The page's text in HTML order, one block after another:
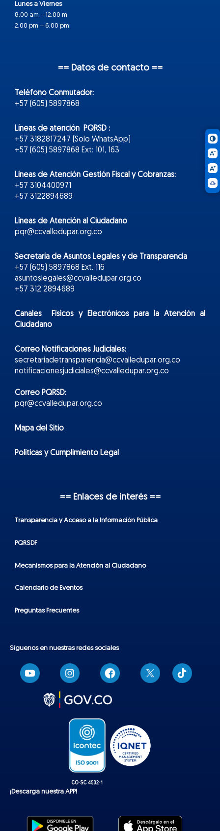
Lunes a Viernes
8:00 am – 12:00 m
2:00 pm – 6:00 pm
== Datos de contacto ==
Teléfono Conmutador:
+57 (605) 5897868
Líneas de atención PQRSD :
+57 3182817247 (Solo WhatsApp)
+57 (605) 5897868 Ext: 101, 163
Líneas de Atención Gestión Fiscal y Cobranzas:
+57 3104400971
+57 3122894689
Líneas de Atención al Ciudadano
pqr@ccvalledupar.org.co
Secretaría de Asuntos Legales y de Transparencia
+57 (605) 5897868 Ext. 116
asuntoslegales@ccvalledupar.org.co
+57 312 2894689
Canales Físicos yElectrónicospara la Atención al
Ciudadano
Correo Notificaciones Judiciales:
secretariadetransparencia@ccvalledupar.org.co
notificacionesjudiciales@ccvalledupar.org.co
Correo PQRSD:
pqr@ccvalledupar.org.co
Mapa del Sitio
Políticas y Cumplimiento Legal
== Enlaces de interés ==
Transparencia y Acceso a la Información Pública
PQRSDF
Mecanismos para la Atención al Ciudadano
Calendario de Eventos
Preguntas Frecuentes
Síguenos en nuestras redes sociales
T
i
k
¡Descarga nuestra APP!